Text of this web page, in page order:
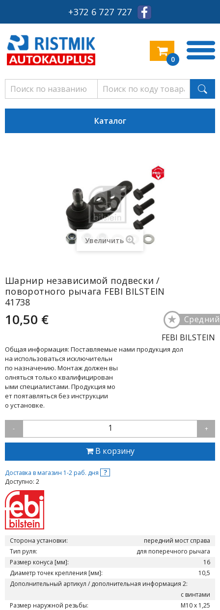
+372 6 727 727
0
Каталог
Увеличить
Шарнир независимой подвески /
поворотного рычага FEBI BILSTEIN
41738
10,50 € Средний
★
FEBI BILSTEIN
Общая информация: Поставляемые нами продукция дол
на использоваться исключительн
по назначению. Монтаж должен вы
олняться только квалифицирован
ыми специалистами. Продукция мо
ет поятавляться без инструкции
о установке.
- 1 +
В корзину
Доставка в магазин 1-2 раб. дня ?
Доступно: 2
Сторона установки:
передний мост справа
Тип руля:
для поперечного рычага
Размер конуса [мм]:
16
Диаметр точек крепления [мм]:
10,5
Дополнительный артикул / дополнительная информация 2:
с винтами
Размер наружной резьбы:
M10 x 1,25